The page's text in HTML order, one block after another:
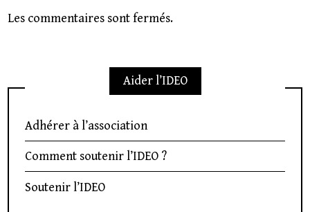
Les commentaires sont fermés.
Aider l’IDEO
Adhérer à l’association
Comment soutenir l’IDEO ?
Soutenir l’IDEO